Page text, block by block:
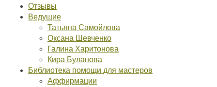
Отзывы
Ведущие
Татьяна Самойлова
Оксана Шевченко
Галина Харитонова
Кира Буланова
Библиотека помощи для мастеров
Аффирмации